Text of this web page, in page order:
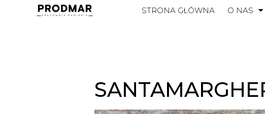
STRONA GŁÓWNA O NAS